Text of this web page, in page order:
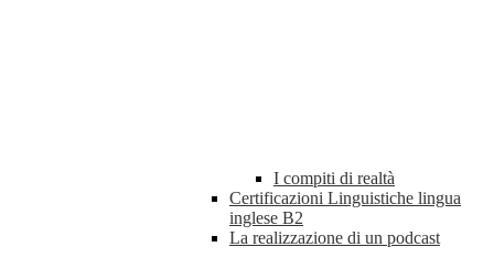
I compiti di realtà
Certificazioni Linguistiche lingua
inglese B2
La realizzazione di un podcast